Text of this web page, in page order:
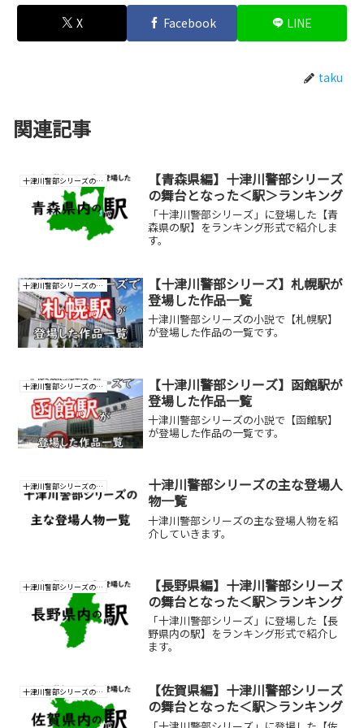
X Facebook LINE
taku
関連記事
十津川警部シリーズの研究
【青森県編】十津川警部シリーズ
の舞台となった＜駅＞ランキング
「十津川警部シリーズ」に登場した【青
森県の駅】をランキング形式で紹介しま
す。
十津川警部シリーズの研究
【十津川警部シリーズ】札幌駅が
登場した作品一覧
十津川警部シリーズの小説で【札幌駅】
が登場した作品の一覧です。
十津川警部シリーズの研究
【十津川警部シリーズ】函館駅が
登場した作品一覧
十津川警部シリーズの小説で【函館駅】
が登場した作品の一覧です。
十津川警部シリーズの研究
十津川警部シリーズの主な登場人
物一覧
十津川警部シリーズの主な登場人物を紹
介していきます。
十津川警部シリーズの研究
【長野県編】十津川警部シリーズ
の舞台となった＜駅＞ランキング
「十津川警部シリーズ」に登場した【長
野県内の駅】をランキング形式で紹介し
ます。
十津川警部シリーズの研究
【佐賀県編】十津川警部シリーズ
の舞台となった＜駅＞ランキング